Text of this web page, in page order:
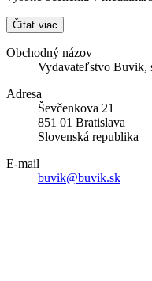
Čítať viac
Obchodný názov
Vydavateľstvo Buvik,
Adresa
Ševčenkova 21
851 01 Bratislava
Slovenská republika
E-mail
buvik@buvik.sk